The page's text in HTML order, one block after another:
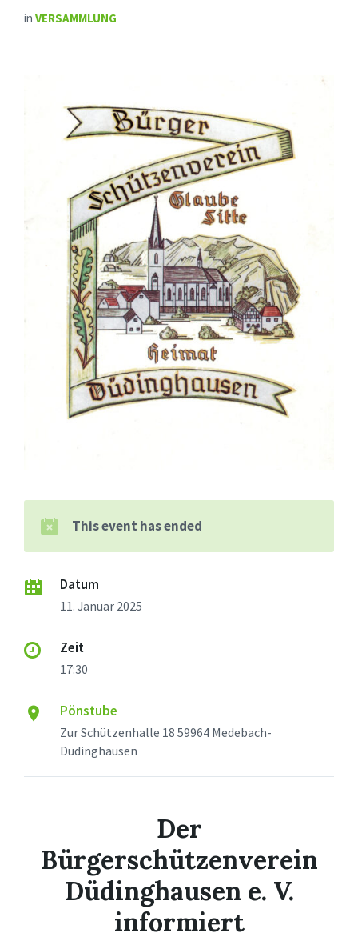
in VERSAMMLUNG
This event has ended
Datum
11. Januar 2025
Zeit
17:30
Pönstube
Zur Schützenhalle 18 59964 Medebach-
Düdinghausen
Der
Bürgerschützenverein
Düdinghausen e. V.
informiert